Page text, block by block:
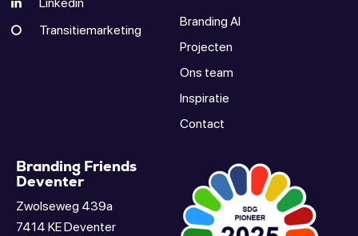
Linkedin
Transitiemarketing
Branding AI
Projecten
Ons team
Inspiratie
Contact
Branding Friends
Deventer
Zwolseweg 439a
7414 KE Deventer